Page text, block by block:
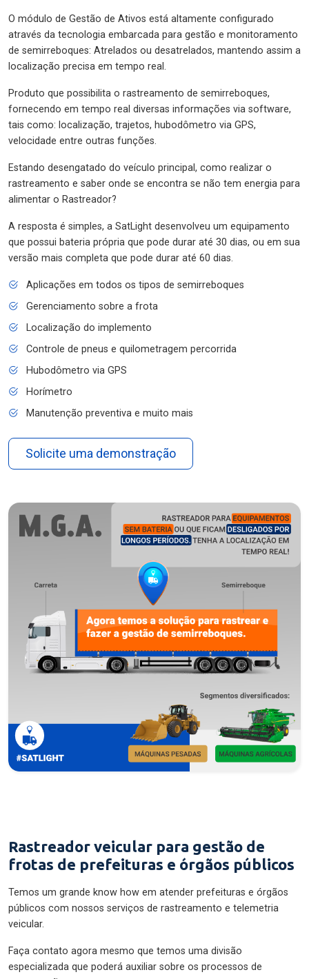
O módulo de Gestão de Ativos está altamente configurado
através da tecnologia embarcada para gestão e monitoramento
de semirreboques: Atrelados ou desatrelados, mantendo assim a
localização precisa em tempo real.
Produto que possibilita o rastreamento de semirreboques,
fornecendo em tempo real diversas informações via software,
tais como: localização, trajetos, hubodômetro via GPS,
velocidade entre outras funções.
Estando desengatado do veículo principal, como realizar o
rastreamento e saber onde se encontra se não tem energia para
alimentar o Rastreador?
A resposta é simples, a SatLight desenvolveu um equipamento
que possui bateria própria que pode durar até 30 dias, ou em sua
versão mais completa que pode durar até 60 dias.
Aplicações em todos os tipos de semirreboques
Gerenciamento sobre a frota
Localização do implemento
Controle de pneus e quilometragem percorrida
Hubodômetro via GPS
Horímetro
Manutenção preventiva e muito mais
Solicite uma demonstração
Rastreador veicular para gestão de
frotas de prefeituras e órgãos públicos
Temos um grande know how em atender prefeituras e órgãos
públicos com nossos serviços de rastreamento e telemetria
veicular.
Faça contato agora mesmo que temos uma divisão
especializada que poderá auxiliar sobre os processos de